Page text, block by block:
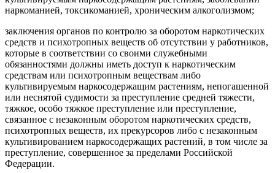
наркоманией, токсикоманией, хроническим алкоголизмом;
заключения органов по контролю за оборотом наркотических
средств и психотропных веществ об отсутствии у работников,
которые в соответствии со своими служебными
обязанностями должны иметь доступ к наркотическим
средствам или психотропным веществам либо
культивируемым наркосодержащим растениям, непогашенной
или неснятой судимости за преступление средней тяжести,
тяжкое, особо тяжкое преступление или преступление,
связанное с незаконным оборотом наркотических средств,
психотропных веществ, их прекурсоров либо с незаконным
культивированием наркосодержащих растений, в том числе за
преступление, совершенное за пределами Российской
Федерации.